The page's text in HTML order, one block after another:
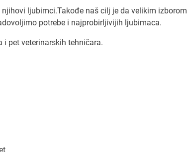
ljubimci.Takođe naš cilj je da velikim izborom
potrebe i najprobirljivijih ljubimaca.
i pet veterinarskih tehničara.